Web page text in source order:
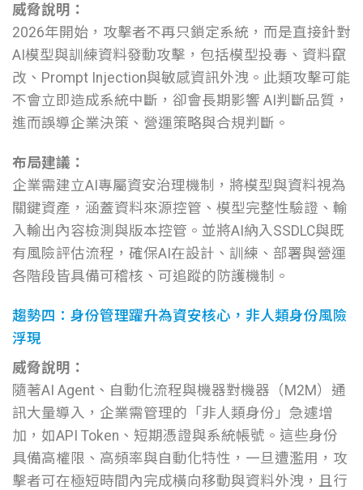
威脅說明：
2026年開始，攻擊者不再只鎖定系統，而是直接針對
AI模型與訓練資料發動攻擊，包括模型投毒、資料竄
改、Prompt Injection與敏感資訊外洩。此類攻擊可能
不會立即造成系統中斷，卻會長期影響 AI判斷品質，
進而誤導企業決策、營運策略與合規判斷。
布局建議：
企業需建立AI專屬資安治理機制，將模型與資料視為
關鍵資產，涵蓋資料來源控管、模型完整性驗證、輸
入輸出內容檢測與版本控管。並將AI納入SSDLC與既
有風險評估流程，確保AI在設計、訓練、部署與營運
各階段皆具備可稽核、可追蹤的防護機制。
趨勢四：身份管理躍升為資安核心，非人類身份風險
浮現
威脅說明：
隨著AI Agent、自動化流程與機器對機器（M2M）通
訊大量導入，企業需管理的「非人類身份」急遽增
加，如API Token、短期憑證與系統帳號。這些身份
具備高權限、高頻率與自動化特性，一旦遭濫用，攻
擊者可在極短時間內完成橫向移動與資料外洩，且行